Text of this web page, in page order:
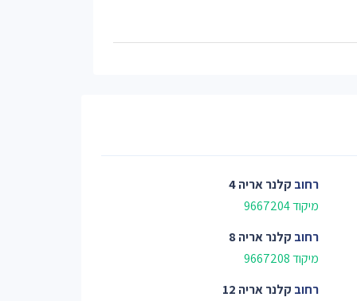
רחוב קלנר אריה 4
מיקוד 9667204
רחוב קלנר אריה 8
מיקוד 9667208
רחוב קלנר אריה 12